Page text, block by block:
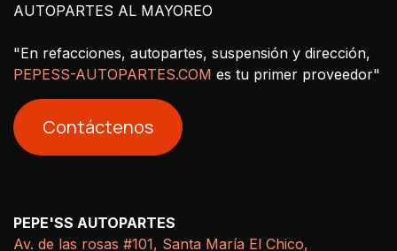
AUTOPARTES AL MAYOREO
"En refacciones, autopartes, suspensión y dirección,
PEPESS-AUTOPARTES.COM es tu primer proveedor"
Contáctenos
PEPE'SS AUTOPARTES
Av. de las rosas #101, Santa María El Chico,